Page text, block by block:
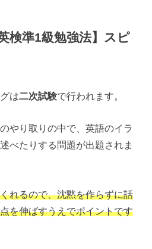
検準1級勉強法】スピ
は二次試験で行われます。
やり取りの中で、英語のイラ
べたりする問題が出題されま
れるので、沈黙を作らずに話
を伸ばすうえでポイントです